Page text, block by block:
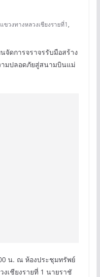
แขวงทางหลวงเชียงรายที่1,
จัดการจราจรรับมือสร้าง
ามปลอดภัยสู่สนามบินแม่
น. ณ ห้องประชุมทรัพย์
เชียงรายที่ 1 นายราชั